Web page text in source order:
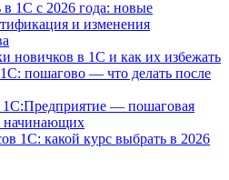
в 1С с 2026 года: новые
и изменения
новичков в 1С и как их избежать
пошагово — что делать после
1С:Предприятие — пошаговая
начинающих
1С: какой курс выбрать в 2026